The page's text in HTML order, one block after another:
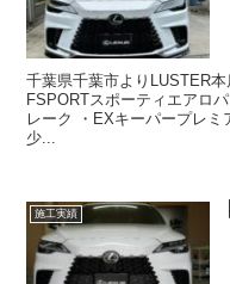
千葉県千葉市よりLUSTER
FSPORTスポーティエアロ
レーク ・EXキーパープレ
少...
施工実績